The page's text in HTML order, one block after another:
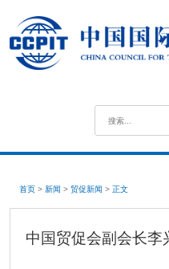
首页 > 新闻 > 贸促新闻 > 正文
中国贸促会副会长李